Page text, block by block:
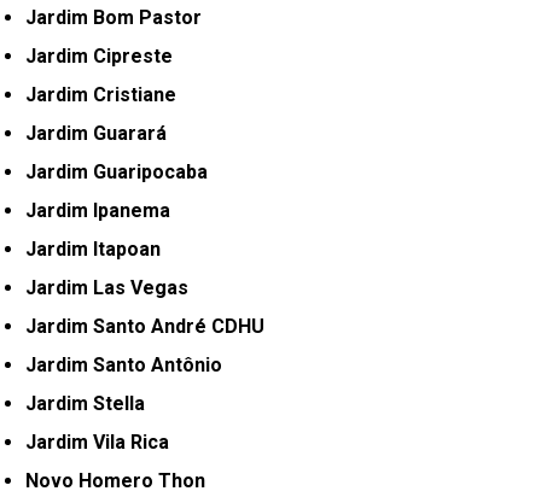
Jardim Bom Pastor
Jardim Cipreste
Jardim Cristiane
Jardim Guarará
Jardim Guaripocaba
Jardim Ipanema
Jardim Itapoan
Jardim Las Vegas
Jardim Santo André CDHU
Jardim Santo Antônio
Jardim Stella
Jardim Vila Rica
Novo Homero Thon